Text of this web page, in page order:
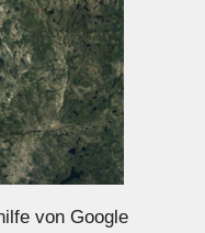
von Google